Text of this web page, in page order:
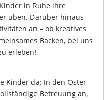
in Ruhe ihre
üben. Darüber hinaus
an – ob kreatives
Backen, bei uns
erleben!
Kinder da: In den Oster-
Betreuung an,